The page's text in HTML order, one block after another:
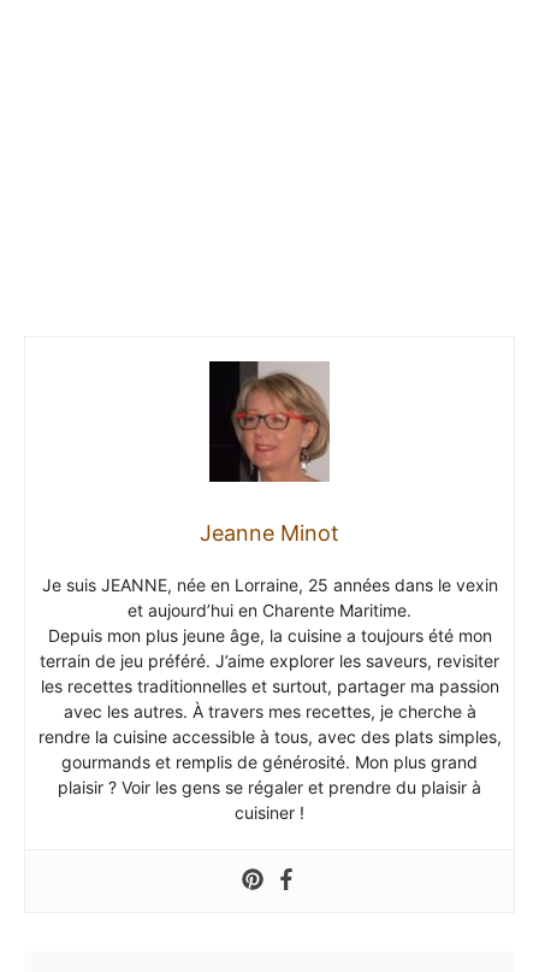
Jeanne Minot
Je suis JEANNE, née en Lorraine, 25 années dans le vexin
et aujourd’hui en Charente Maritime.
Depuis mon plus jeune âge, la cuisine a toujours été mon
terrain de jeu préféré. J’aime explorer les saveurs, revisiter
les recettes traditionnelles et surtout, partager ma passion
avec les autres. À travers mes recettes, je cherche à
rendre la cuisine accessible à tous, avec des plats simples,
gourmands et remplis de générosité. Mon plus grand
plaisir ? Voir les gens se régaler et prendre du plaisir à
cuisiner !